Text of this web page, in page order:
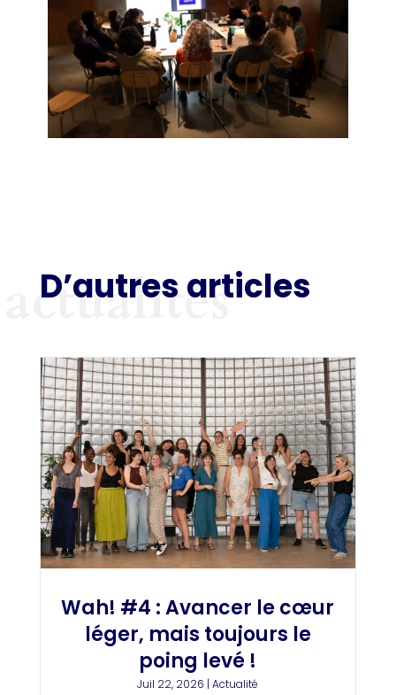
D’autres articles
actualités
Wah! #4 : Avancer le cœur
léger, mais toujours le
poing levé !
Juil 22, 2026 |Actualité